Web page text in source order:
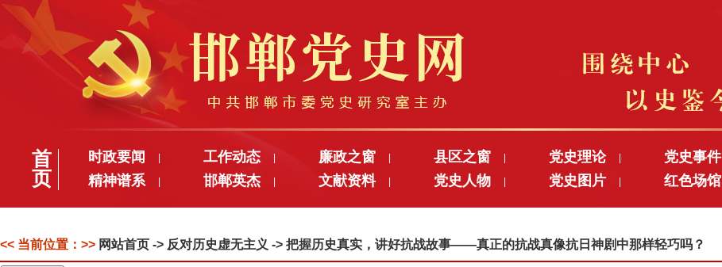
首
页
时政要闻 工作动态 廉政之窗 县区之窗 党史理论 党史事件
精神谱系 邯郸英杰 文献资料 党史人物 党史图片 红色场馆
<< 当前位置：>> 网站首页 -> 反对历史虚无主义 -> 把握历史真实，讲好抗战故事——真正的抗战真像抗日神剧中那样轻巧吗？